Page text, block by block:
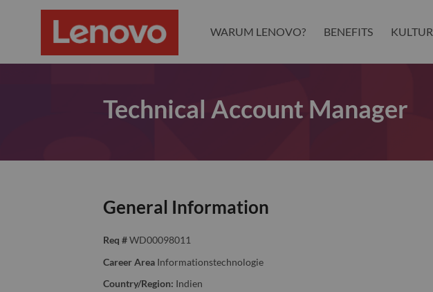
WARUM LENOVO? BENEFITS KULTUR
Technical Account Manager
General Information
Req # WD00098011
Career Area Informationstechnologie
Country/Region: Indien